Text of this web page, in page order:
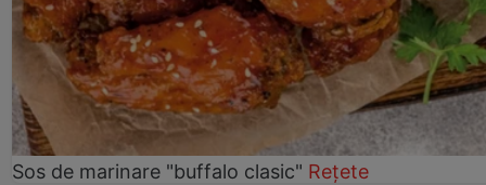
Sos de marinare "buffalo clasic" Rețete